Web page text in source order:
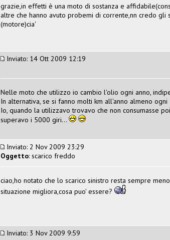
grazie,in effetti è una moto di sostanza e
altre che hanno avuto probemi di corrente,nn credo
(motore)cia'
Inviato: 14 Ott 2009 12:19
Nelle moto che utilizzo io cambio l'olio ogni anno,
In alternativa, se si fanno molti km all'anno almeno
Io, quando la utilizzavo trovavo che non consumasse
superavo i 5000 giri...
Inviato: 2 Nov 2009 23:29
Oggetto: scarico freddo
ciao,ho notato che lo scarico sinistro resta sempre
situazione migliora,cosa puo' essere?
Inviato: 3 Nov 2009 9:59